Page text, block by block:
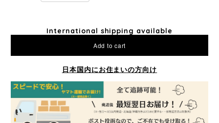
International shipping available
Add to cart
日本国内にお住まいの方向け